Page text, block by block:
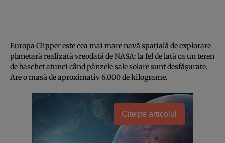
Europa Clipper este cea mai mare navă spațială de explorare
planetară realizată vreodată de NASA: la fel de lată ca un teren
de baschet atunci când pânzele sale solare sunt desfășurate.
Are o masă de aproximativ 6.000 de kilograme.
Citește articolul